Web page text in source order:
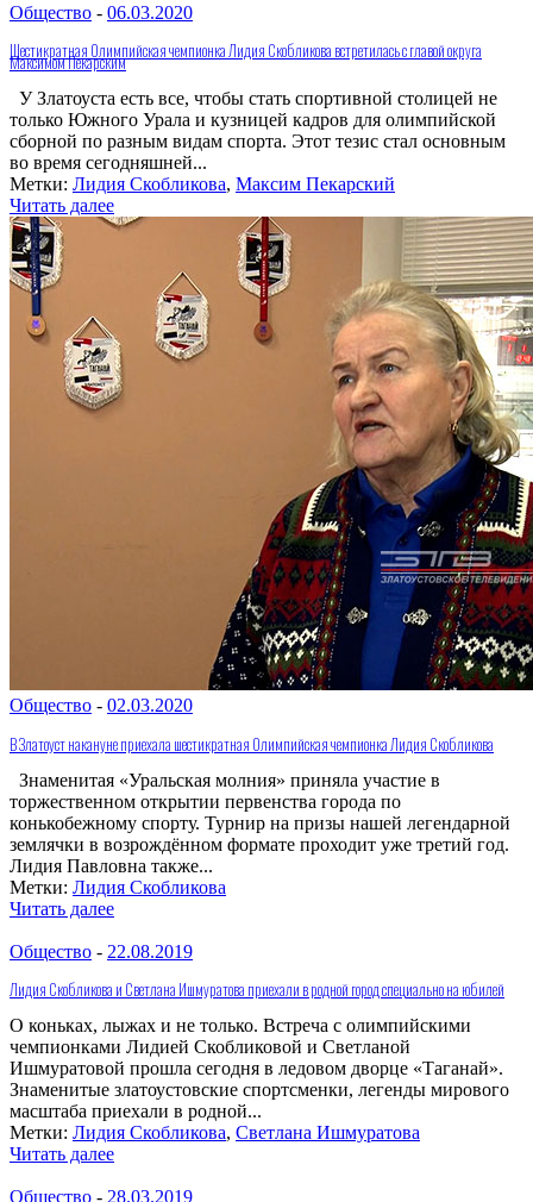
Общество - 06.03.2020
Шестикратная Олимпийская чемпионка Лидия Скобликова встретилась с главой округа
Максимом Пекарским
У Златоуста есть все, чтобы стать спортивной столицей не
только Южного Урала и кузницей кадров для олимпийской
сборной по разным видам спорта. Этот тезис стал основным
во время сегодняшней...
Метки: Лидия Скобликова, Максим Пекарский
Читать далее
Общество - 02.03.2020
В Златоуст накануне приехала шестикратная Олимпийская чемпионка Лидия Скобликова
Знаменитая «Уральская молния» приняла участие в
торжественном открытии первенства города по
конькобежному спорту. Турнир на призы нашей легендарной
землячки в возрождённом формате проходит уже третий год.
Лидия Павловна также...
Метки: Лидия Скобликова
Читать далее
Общество - 22.08.2019
Лидия Скобликова и Светлана Ишмуратова приехали в родной город специально на юбилей
О коньках, лыжах и не только. Встреча с олимпийскими
чемпионками Лидией Скобликовой и Светланой
Ишмуратовой прошла сегодня в ледовом дворце «Таганай».
Знаменитые златоустовские спортсменки, легенды мирового
масштаба приехали в родной...
Метки: Лидия Скобликова, Светлана Ишмуратова
Читать далее
Общество - 28.03.2019